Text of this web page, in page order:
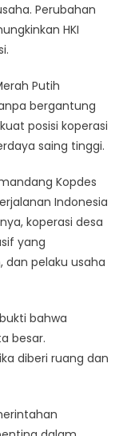
Perubahan
HKI
Putih
bergantung
posisi koperasi
saing tinggi.
Kopdes
Indonesia
koperasi desa
yang
pelaku usaha
bahwa
besar.
diberi ruang dan